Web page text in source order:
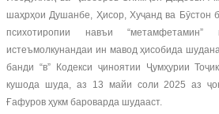
шаҳрҳои Душанбе, Ҳисор, Хуҷанд ва Бӯстон
психотиропии навъи
истеъмолкунандаи ин мавод ҳисобида
банди “в” Кодекси ҷиноятии Ҷумҳурии
кушода шуда, аз 13 майи соли 2025 аз
Ғафуров ҳукм бароварда шудааст.